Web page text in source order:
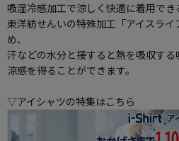
吸湿冷感加工で涼しく快適に着用でき
東洋紡せんいの特殊加工「アイスラ
め、
汗などの水分と接すると熱を吸収する
涼感を得ることができます。
▽アイシャツの特集はこちら